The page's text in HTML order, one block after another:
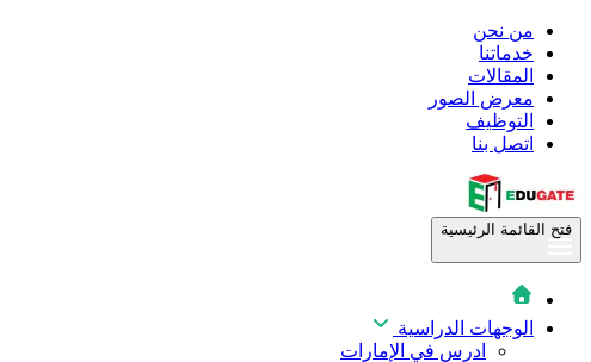
من نحن
خدماتنا
المقالات
معرض الصور
التوظيف
اتصل بنا
فتح القائمة الرئيسية
الوجهات الدراسية
ادرس في الإمارات